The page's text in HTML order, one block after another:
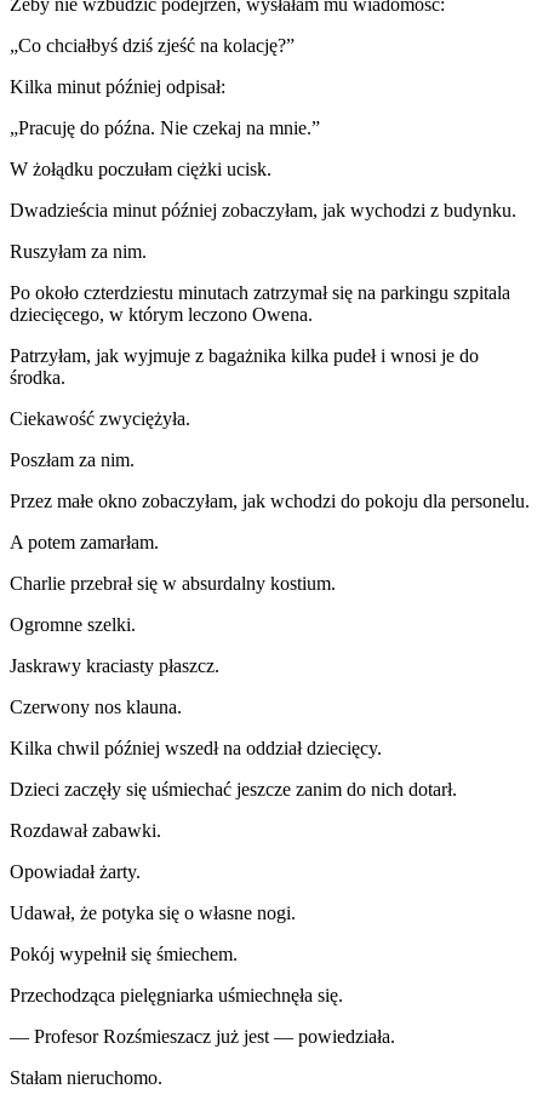
„Co chciałbyś dziś zjeść na kolację?”
Kilka minut później odpisał:
„Pracuję do późna. Nie czekaj na mnie.”
W żołądku poczułam ciężki ucisk.
Dwadzieścia minut później zobaczyłam, jak wychodzi z budynku.
Ruszyłam za nim.
Po około czterdziestu minutach zatrzymał się na parkingu szpitala
dziecięcego, w którym leczono Owena.
Patrzyłam, jak wyjmuje z bagażnika kilka pudeł i wnosi je do
środka.
Ciekawość zwyciężyła.
Poszłam za nim.
Przez małe okno zobaczyłam, jak wchodzi do pokoju dla personelu.
A potem zamarłam.
Charlie przebrał się w absurdalny kostium.
Ogromne szelki.
Jaskrawy kraciasty płaszcz.
Czerwony nos klauna.
Kilka chwil później wszedł na oddział dziecięcy.
Dzieci zaczęły się uśmiechać jeszcze zanim do nich dotarł.
Rozdawał zabawki.
Opowiadał żarty.
Udawał, że potyka się o własne nogi.
Pokój wypełnił się śmiechem.
Przechodząca pielęgniarka uśmiechnęła się.
— Profesor Rozśmieszacz już jest — powiedziała.
Stałam nieruchomo.